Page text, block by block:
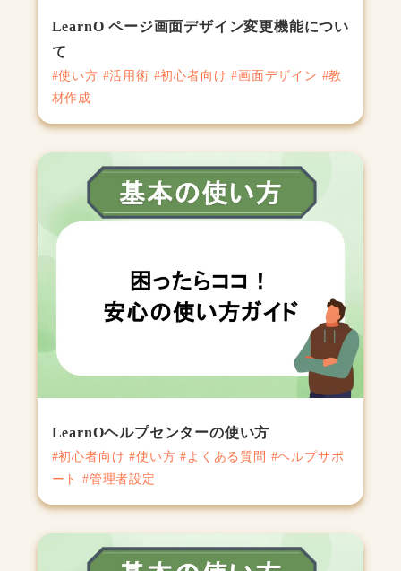
LearnO ページ画面デザイン変更機能につい
て
#使い方 #活用術 #初心者向け #画面デザイン #教
材作成
LearnOヘルプセンターの使い方
#初心者向け #使い方 #よくある質問 #ヘルプサポ
ート #管理者設定